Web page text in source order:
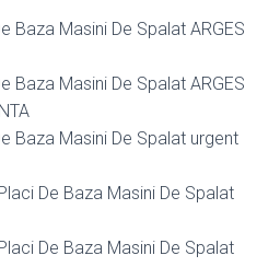
Baza Masini De Spalat ARGES
Baza Masini De Spalat ARGES
Baza Masini De Spalat urgent
De Baza Masini De Spalat
De Baza Masini De Spalat